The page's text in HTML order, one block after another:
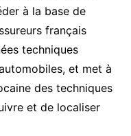
à la base de
français
techniques
et met à
des techniques
et de localiser